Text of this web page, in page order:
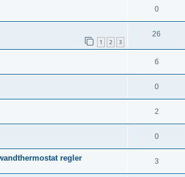
0
1 2 3
26
6
0
2
0
regler 3